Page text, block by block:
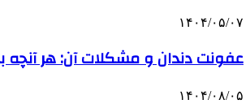
۱۴۰۴/۰۵/۰۷
عفونت دندان و مشکلات آن: هر آنچه
۱۴۰۴/۰۸/۰۵